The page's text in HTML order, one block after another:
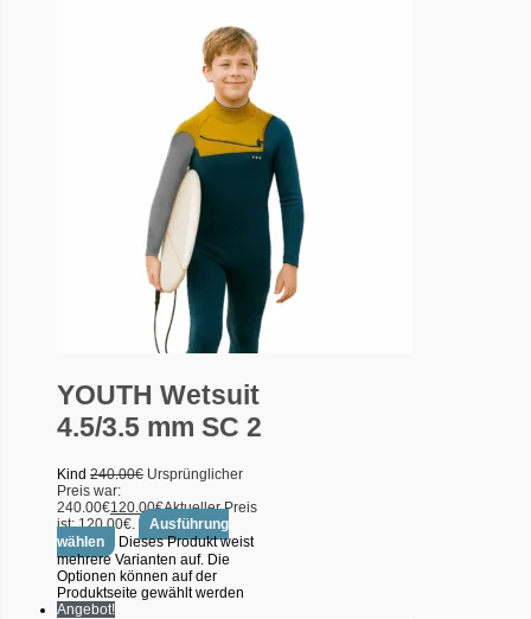
YOUTH Wetsuit
4.5/3.5 mm SC 2
Kind 240.00€ Ursprünglicher
Preis war:
240.00€120.00€Aktueller Preis
ist: 120.00€.
Ausführung
wählen
Dieses Produkt weist
mehrere Varianten auf. Die
Optionen können auf der
Produktseite gewählt werden
Angebot!